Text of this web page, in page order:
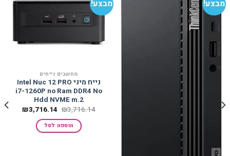
מבצע! מבצע!
למועדפים
מחשבים נייחים
נייח מיני Intel Nuc 12 PRO
i7-1260P no Ram DDR4 No
Hdd NVME m.2
₪3,716.14 המחיר
היה:
₪3,716.14.
₪3,716.14 המחיר
הוספה לסל